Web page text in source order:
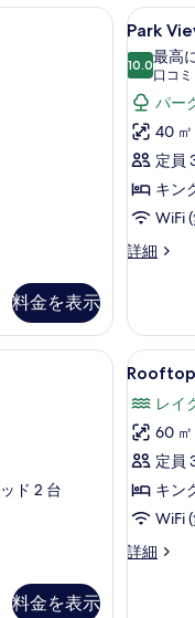
す
る
Room | 高級寝具、羽毛の
料金を表示
Park
View
Deluxe
Room
の
す
べ
て
写
を
表
示
す
る
5
Park
10.010 点中
最高
口コミ
(口
コ
ミ
1
件)
パー
40 ㎡
定員
キン
WiFi
詳細
Park
の
詳
細
Suite | 高級寝具、羽毛の掛
ド 2 台
料金を表示
Front
Suite
の
す
べ
て
の
5
レイ
60 ㎡
定員
キン
WiFi
詳細
Rooftop